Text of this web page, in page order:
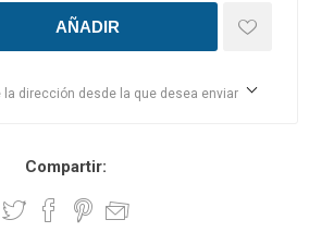
la dirección desde la que desea enviar
Compartir: